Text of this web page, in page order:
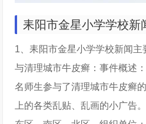
耒阳市金星小学学校新
1、耒阳市金星小学学校新闻
与清理城市牛皮癣：事件概述
名师生参与了清理城市牛皮癣
上的各类乱贴、乱画的小广告